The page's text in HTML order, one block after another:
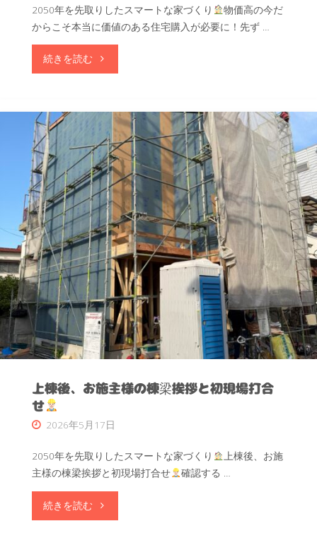
ま
た
一
脱
炭
素
へ
と
基
準
が
り
ま
2050年を先取りしたスマートな家づくり
物価高の今だ
からこそ本当に価値のある住宅購入が必要に！先ず …
続きを読む "物
高
の
今
だ
か
ら
そ
本
に
価
値
の
あ
上棟後、お施主様の棟梁挨拶と初現場打合
せ
2026年5月17日
2050年を先取りしたスマートな家づくり
上棟後、お施
主様の棟梁挨拶と初現場打合せ
確認する …
続きを読む "上